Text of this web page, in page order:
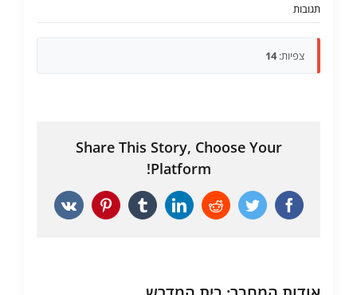
תגובות
צפיות:14
Share This Story, Choose Your
Platform!
Facebook
Twitter
Reddit
LinkedIn
Tumblr
Pinterest
Vk